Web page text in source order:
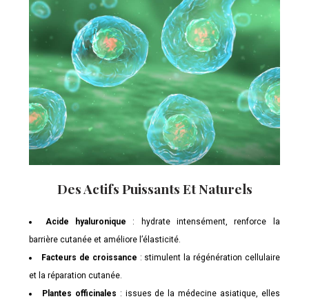
Des Actifs Puissants Et Naturels
Acide hyaluronique : hydrate intensément, renforce la
barrière cutanée et améliore l’élasticité.
Facteurs de croissance : stimulent la régénération cellulaire
et la réparation cutanée.
Plantes officinales : issues de la médecine asiatique, elles